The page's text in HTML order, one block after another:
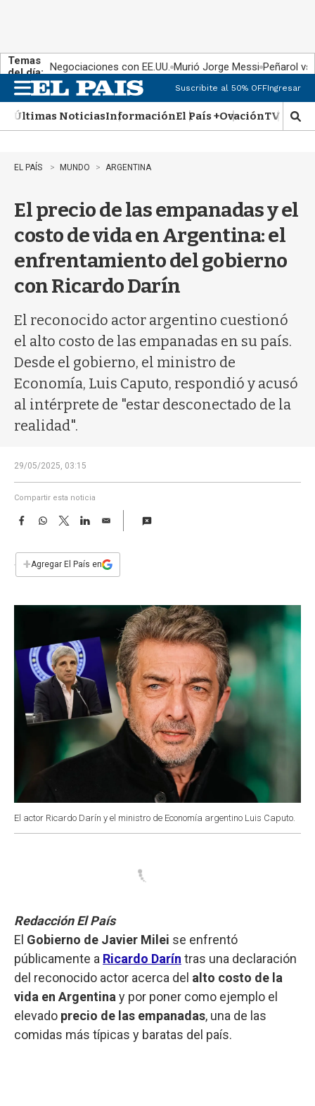
Temas
del día: Negociaciones con EE.UU. Murió Jorge Messi Peñarol
n
u
Suscribite al 50% OFFIngresar
Últimas NoticiasInformaciónEl País +OvaciónTV Show
M
o
r
b
EL PAÍS MUNDO ARGENTINA
El precio de las empanadas y el
costo de vida en Argentina: el
enfrentamiento del gobierno
con Ricardo Darín
El reconocido actor argentino cuestionó
el alto costo de las empanadas en su país.
Desde el gobierno, el ministro de
Economía, Luis Caputo, respondió y acusó
al intérprete de "estar desconectado de la
realidad".
29/05/2025, 03:15
Compartir esta noticia
F
e
b
W
s
T
w
t
L
E
i
l
+Agregar El País en
El actor Ricardo Darín y el ministro de Economía argentino Luis Caputo.
Redacción El País
El Gobierno de Javier Milei se enfrentó
públicamente a Ricardo Darín tras una declaración
del reconocido actor acerca del alto costo de la
vida en Argentina y por poner como ejemplo el
elevado precio de las empanadas, una de las
comidas más típicas y baratas del país.